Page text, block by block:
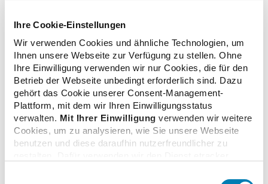
Ihre Cookie-Einstellungen
Wir verwenden Cookies und ähnliche Technologien, um
Ihnen unsere Webseite zur Verfügung zu stellen. Ohne
Ihre Einwilligung verwenden wir nur Cookies, die für den
Betrieb der Webseite unbedingt erforderlich sind. Dazu
gehört das Cookie unserer Consent-Management-
Plattform, mit dem wir Ihren Einwilligungsstatus
verwalten. Mit Ihrer Einwilligung verwenden wir weitere
Cookies, um zu analysieren, wie Sie unsere Webseite
benutzen und diese daraufhin nutzerfreundlicher zu
Adresse und Ihr Surfverhalten verarbeitet. Mit einem
Trivialisierung von Arzneimitteln entgegenzuwirken."
Hajo Zenker: "Neu in deutschen Apotheken sind
Impfungen. Es gibt Pilotprojekte für Grippeimpfungen.
Und Sie haben angeboten, Corona-Vakzin zu verimpfen.
Warum soll man sich denn nicht in der Arztpraxis,
sondern in der Apotheke impfen lassen?"
Gabriele Regina Overwiening: "Wichtig ist, dass die
Menschen sich impfen lassen. Ob sie das nun eher in der